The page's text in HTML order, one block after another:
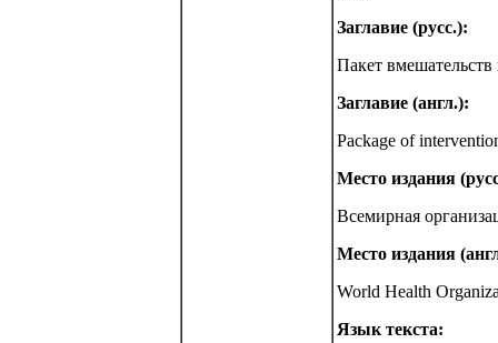
Заглавие (русс.):
Пакет
Заглавие (англ.):
Package of
Место издания
Всемирная
Место издания
World Health
Язык текста: